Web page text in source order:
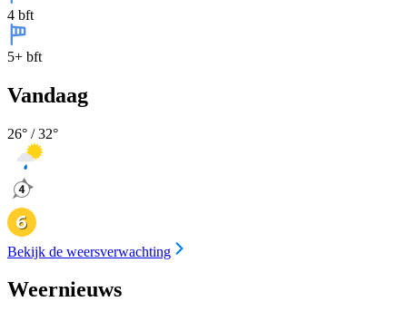
4 bft
5+ bft
Vandaag
26° /32°
Bekijk de weersverwachting
Weernieuws